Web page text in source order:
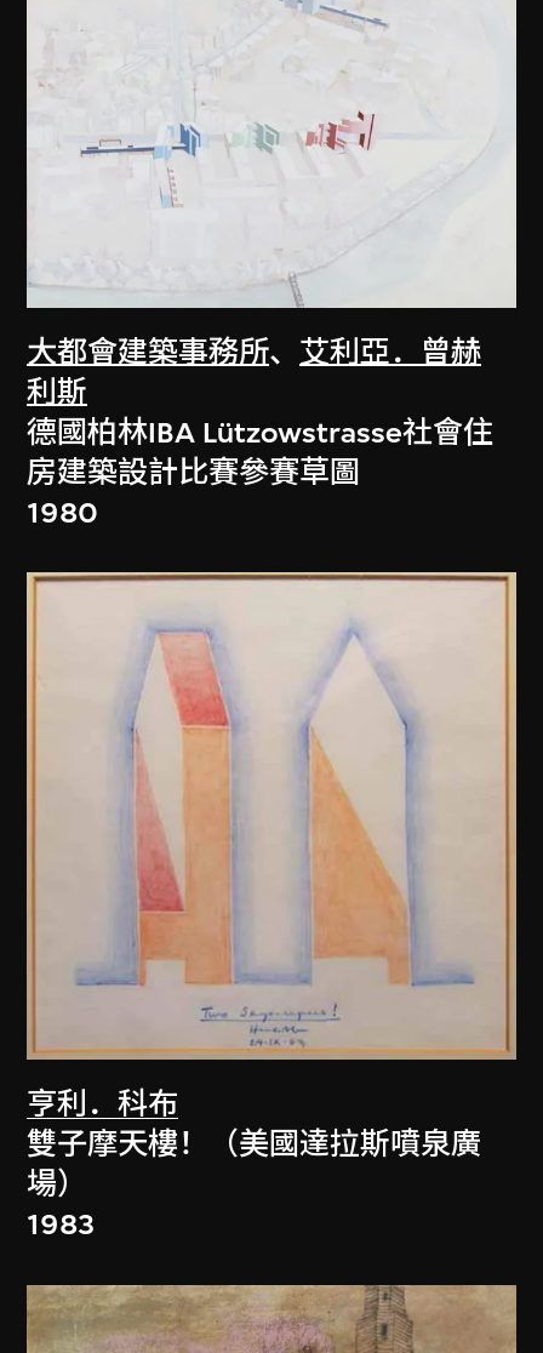
大都會建築事務所、 艾利亞．曾赫
利斯
德國柏林IBA Lützowstrasse社會住
房建築設計比賽參賽草圖
1980
亨利．科布
雙子摩天樓！（美國達拉斯噴泉廣
場）
1983